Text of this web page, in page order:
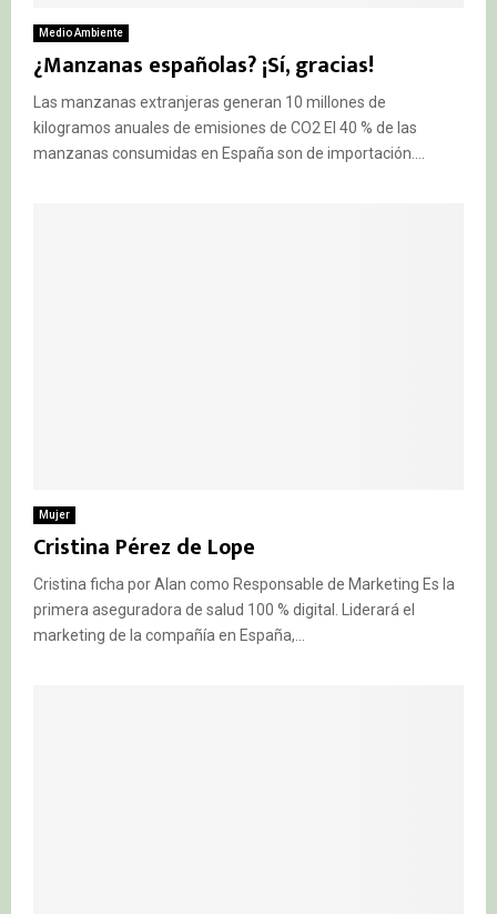
Medio Ambiente
¿Manzanas españolas? ¡Sí, gracias!
Las manzanas extranjeras generan 10 millones de
kilogramos anuales de emisiones de CO2 El 40 % de las
manzanas consumidas en España son de importación....
Mujer
Cristina Pérez de Lope
Cristina ficha por Alan como Responsable de Marketing Es la
primera aseguradora de salud 100 % digital. Liderará el
marketing de la compañía en España,...